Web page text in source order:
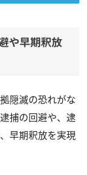
や早期釈放
隠滅の恐れがな
捕の回避や、逮
早期釈放を実現